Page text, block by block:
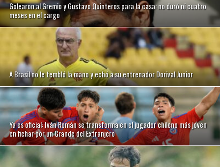
Golearon al Gremio y Gustavo Quinteros para la casa: no duró ni cuatro
meses en el cargo
A Brasil no le tembló la mano y echó a su entrenador Dorival Junior
Ya es oficial: Iván Román se transforma en el jugador chileno más joven
en fichar por un Grande del Extranjero